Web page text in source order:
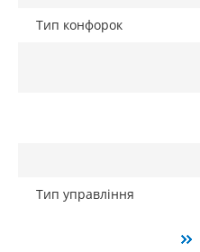
Тип конфорок
Тип управління